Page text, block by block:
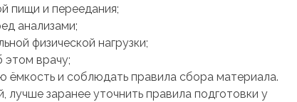
пищи и переедания;
анализами;
физической нагрузки;
этом врачу;
ёмкость и соблюдать правила сбора материала.
лучше заранее уточнить правила подготовки у